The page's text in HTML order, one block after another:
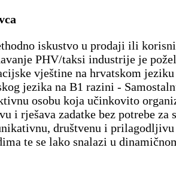
iskustvo u prodaji ili
PHV/taksi industrije je
vještine na hrvatskom
jezika na B1 razini -
osobu koja učinkovito
i rješava zadatke bez potrebe za
društvenu i prilagodljivu
te se lako snalazi u